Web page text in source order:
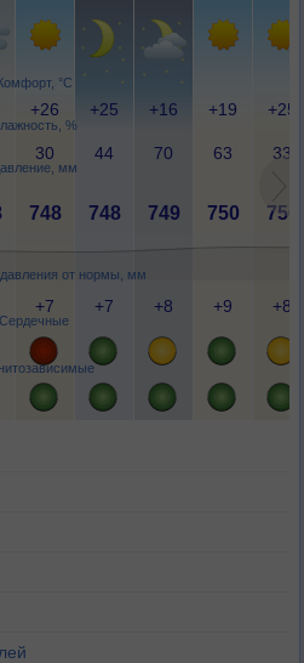
°C
%
мм
от нормы, мм
Сердечные
+26 +25 +16 +19 +25
30 44 70 63 33
748 748 749 750 750
+7 +7 +8 +9 +8